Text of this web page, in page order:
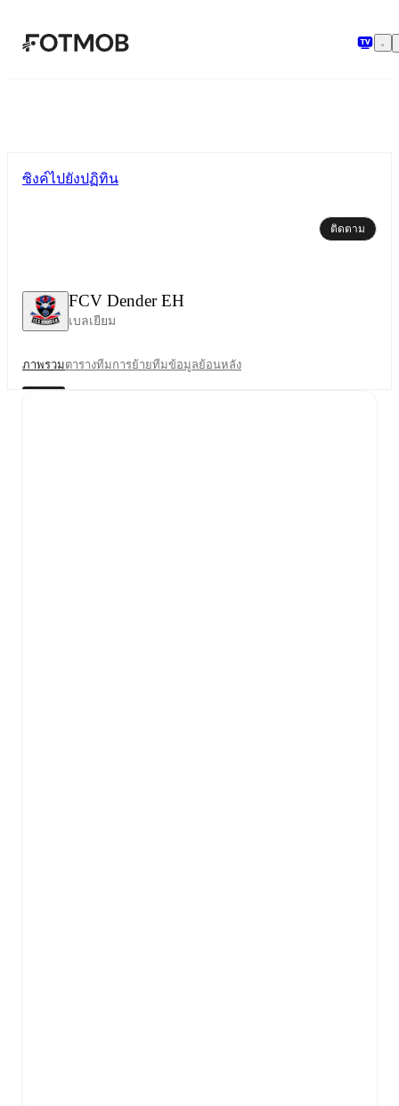
ข้ามไปยังเนื้อหาหลัก
FCV Dender EH
เบลเยียม
ซิงค์ไปยังปฏิทิน
ติดตาม
ภาพรวมตารางทีมการย้ายทีมข้อมูลย้อนหลัง